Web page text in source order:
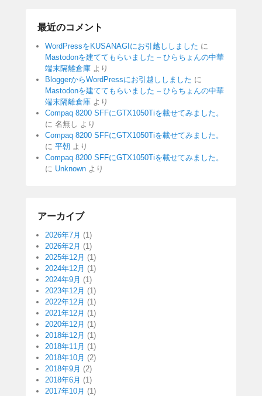
最近のコメント
WordPressをKUSANAGIにお引越ししました に
Mastodonを建ててもらいました – ひらちょんの中華
端末隔離倉庫 より
BloggerからWordPressにお引越ししました に
Mastodonを建ててもらいました – ひらちょんの中華
端末隔離倉庫 より
Compaq 8200 SFFにGTX1050Tiを載せてみました。
に 名無し より
Compaq 8200 SFFにGTX1050Tiを載せてみました。
に 平朝 より
Compaq 8200 SFFにGTX1050Tiを載せてみました。
に Unknown より
アーカイブ
2026年7月 (1)
2026年2月 (1)
2025年12月 (1)
2024年12月 (1)
2024年9月 (1)
2023年12月 (1)
2022年12月 (1)
2021年12月 (1)
2020年12月 (1)
2018年12月 (1)
2018年11月 (1)
2018年10月 (2)
2018年9月 (2)
2018年6月 (1)
2017年10月 (1)